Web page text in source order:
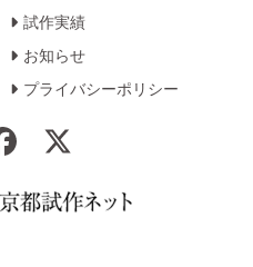
試作実績
お知らせ
プライバシーポリシー